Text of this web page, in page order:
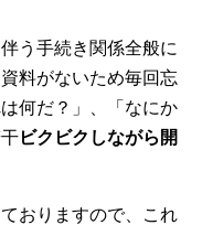
う手続き関係全般に
料がないため毎回忘
何だ？」、「なにか
ビクビクしながら開
おりますので、これ